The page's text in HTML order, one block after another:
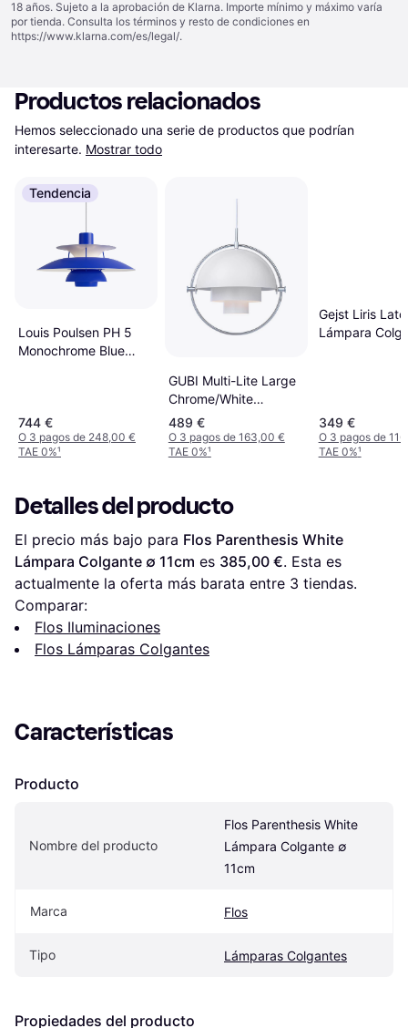
18 años. Sujeto a la aprobación de Klarna. Importe mínimo y máximo varía
por tienda. Consulta los términos y resto de condiciones en
https://www.klarna.com/es/legal/.
Productos relacionados
Hemos seleccionado una serie de productos que podrían
interesarte. Mostrar todo
Tendencia
Louis Poulsen PH 5
Monochrome Blue
744 €
O 3 pagos de 248,00 €
TAE 0%¹
GUBI Multi-Lite Large
Chrome/White
Lámpara Colgante ∅
36cm
489 €
O 3 pagos de 163,00 €
TAE 0%¹
Gejst Liris
Lámpara
349 €
O 3 pagos de
TAE 0%¹
Detalles del producto
El precio más bajo para Flos Parenthesis White
Lámpara Colgante ∅ 11cm es 385,00 €. Esta es
actualmente la oferta más barata entre 3 tiendas.
Comparar:
Flos Iluminaciones
Flos Lámparas Colgantes
Características
Producto
Nombre del producto
Flos Parenthesis White
Lámpara Colgante ∅
11cm
Marca Flos
Tipo Lámparas Colgantes
Propiedades del producto